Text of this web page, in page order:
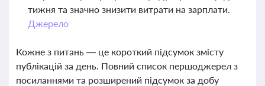
тижня та значно знизити витрати на зарплати.
Джерело
Кожне з питань — це короткий підсумок змісту
публікацій за день. Повний список першоджерел з
посиланнями та розширений підсумок за добу